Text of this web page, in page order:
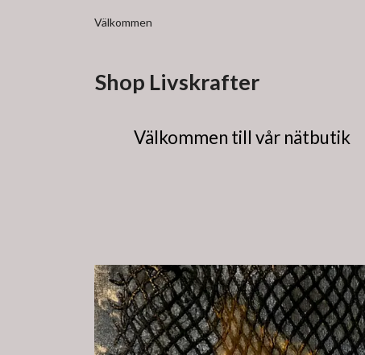
Välkommen
Shop Livskrafter
Välkommen till vår nätbutik